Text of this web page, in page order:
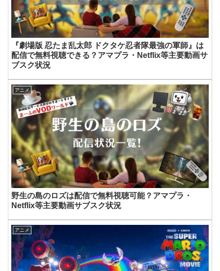
『劇場版 忍たま乱太郎 ドクタケ忍者隊最強の軍師』は
配信で無料視聴できる？アマプラ・Netflix等主要動画サ
ブスク状況
アニメ
野生の島のロズは配信で無料視聴可能？アマプラ・
Netflix等主要動画サブスク状況
アニメ